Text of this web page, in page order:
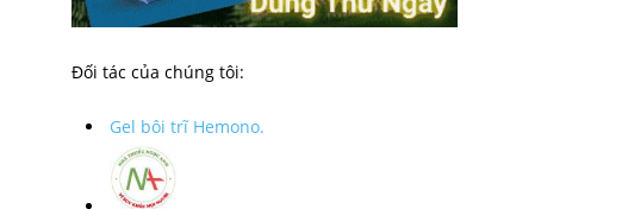
Đối tác của chúng tôi:
Gel bôi trĩ Hemono.